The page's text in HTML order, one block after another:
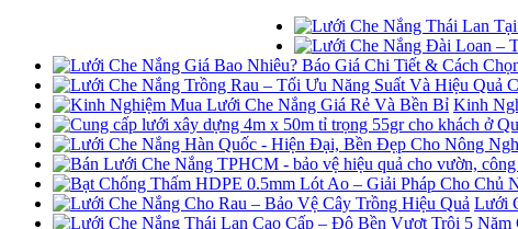
Kinh
Lưới